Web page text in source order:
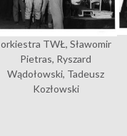
orkiestra TWŁ, Sławomir
Pietras, Ryszard
Wądołowski, Tadeusz
Kozłowski